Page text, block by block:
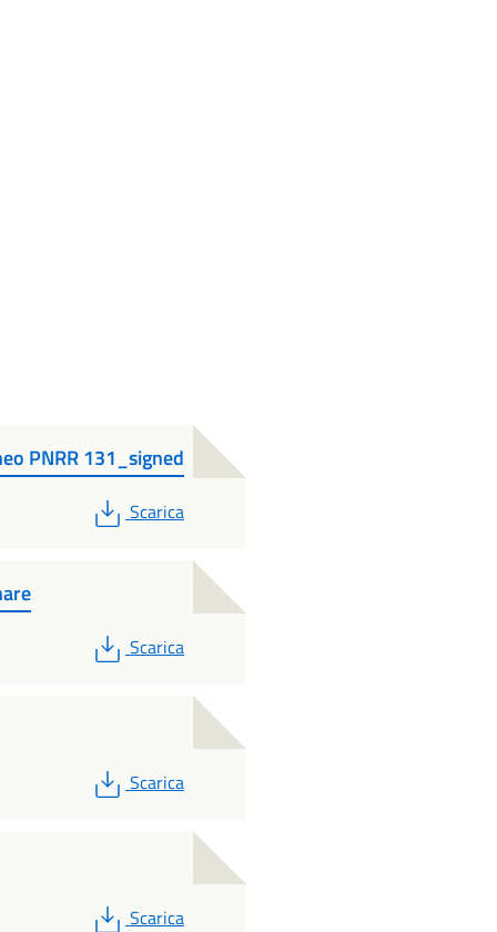
PNRR 131_signed
PDF
Scarica
PDF
Scarica
PDF
Scarica
PDF
Scarica